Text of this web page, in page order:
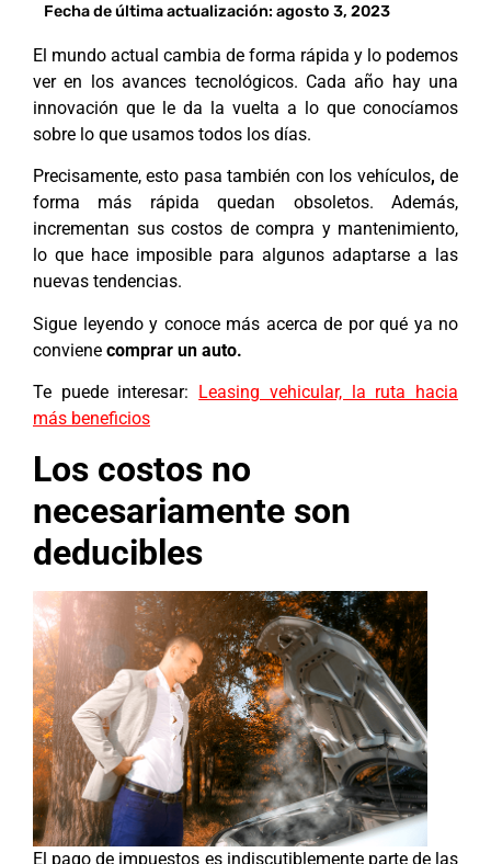
Fecha de última actualización: agosto 3, 2023
El mundo actual cambia de forma rápida y lo podemos
ver en los avances tecnológicos. Cada año hay una
innovación que le da la vuelta a lo que conocíamos
sobre lo que usamos todos los días.
Precisamente, esto pasa también con los vehículos,de
forma más rápida quedan obsoletos. Además,
incrementan sus costos de compra y mantenimiento,
lo que hace imposible para algunos adaptarse a las
nuevas tendencias.
Sigue leyendo y conoce más acerca de por qué ya no
conviene comprar un auto.
Te puede interesar: Leasing vehicular, la ruta hacia
más beneficios
Los costos no
necesariamente son
deducibles
El pago de impuestos es indiscutiblemente parte de las